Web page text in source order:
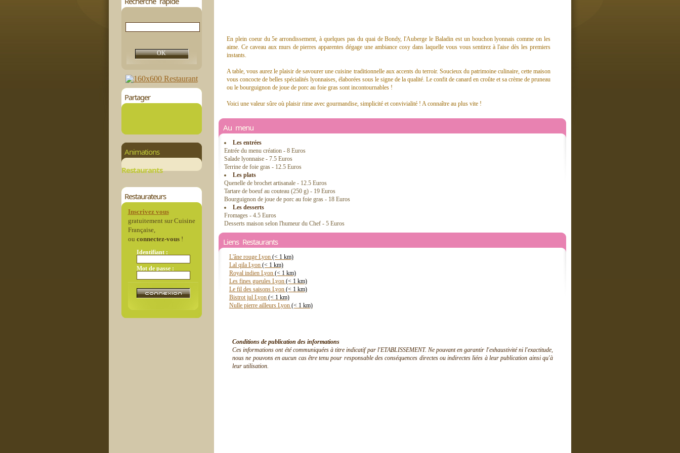
Partager
Animations
Restaurants
Restaurateurs
Inscrivez vous
gratuitement sur Cuisine
Française,
ou connectez-vous!
Identifiant :
Mot de passe :
En plein coeur du 5e arrondissement, à quelques pas du quai de Bondy, l'Auberge le Baladin est un bouchon lyonnais comme on les
aime. Ce caveau aux murs de pierres apparentes dégage une ambiance cosy dans laquelle vous vous sentirez à l'aise dès les premiers
instants.
A table, vous aurez le plaisir de savourer une cuisine traditionnelle aux accents du terroir. Soucieux du patrimoine culinaire, cette maison
vous concocte de belles spécialités lyonnaises, élaborées sous le signe de la qualité. Le confit de canard en croûte et sa crème de pruneau
ou le bourguignon de joue de porc au foie gras sont incontournables !
Voici une valeur sûre où plaisir rime avec gourmandise, simplicité et convivialité ! A connaître au plus vite !
Au menu
Les entrées
Entrée du menu création - 8 Euros
Salade lyonnaise - 7.5 Euros
Terrine de foie gras - 12.5 Euros
Les plats
Quenelle de brochet artisanale - 12.5 Euros
Tartare de boeuf au couteau (250 g) - 19 Euros
Bourguignon de joue de porc au foie gras - 18 Euros
Les desserts
Fromages - 4.5 Euros
Desserts maison selon l'humeur du Chef - 5 Euros
Liens Restaurants
L'âne rouge Lyon (< 1 km)
Lal qila Lyon (< 1 km)
Royal indien Lyon (< 1 km)
Les fines gueules Lyon (< 1 km)
Le fil des saisons Lyon (< 1 km)
Bistrot jul Lyon (< 1 km)
Nulle pierre ailleurs Lyon (< 1 km)
Conditions de publication des informations
Ces informations ont été communiquées à titre indicatif par l'ETABLISSEMENT. Ne pouvant en garantir l'exhaustivité ni l'exactitude,
nous ne pouvons en aucun cas être tenu pour responsable des conséquences directes ou indirectes liées à leur publication ainsi qu'à
leur utilisation.